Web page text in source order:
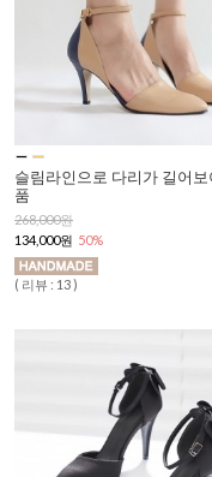
슬림라인으로 다리가 길어보
품
268,000원
134,000원 50%
( 리뷰 : 13 )